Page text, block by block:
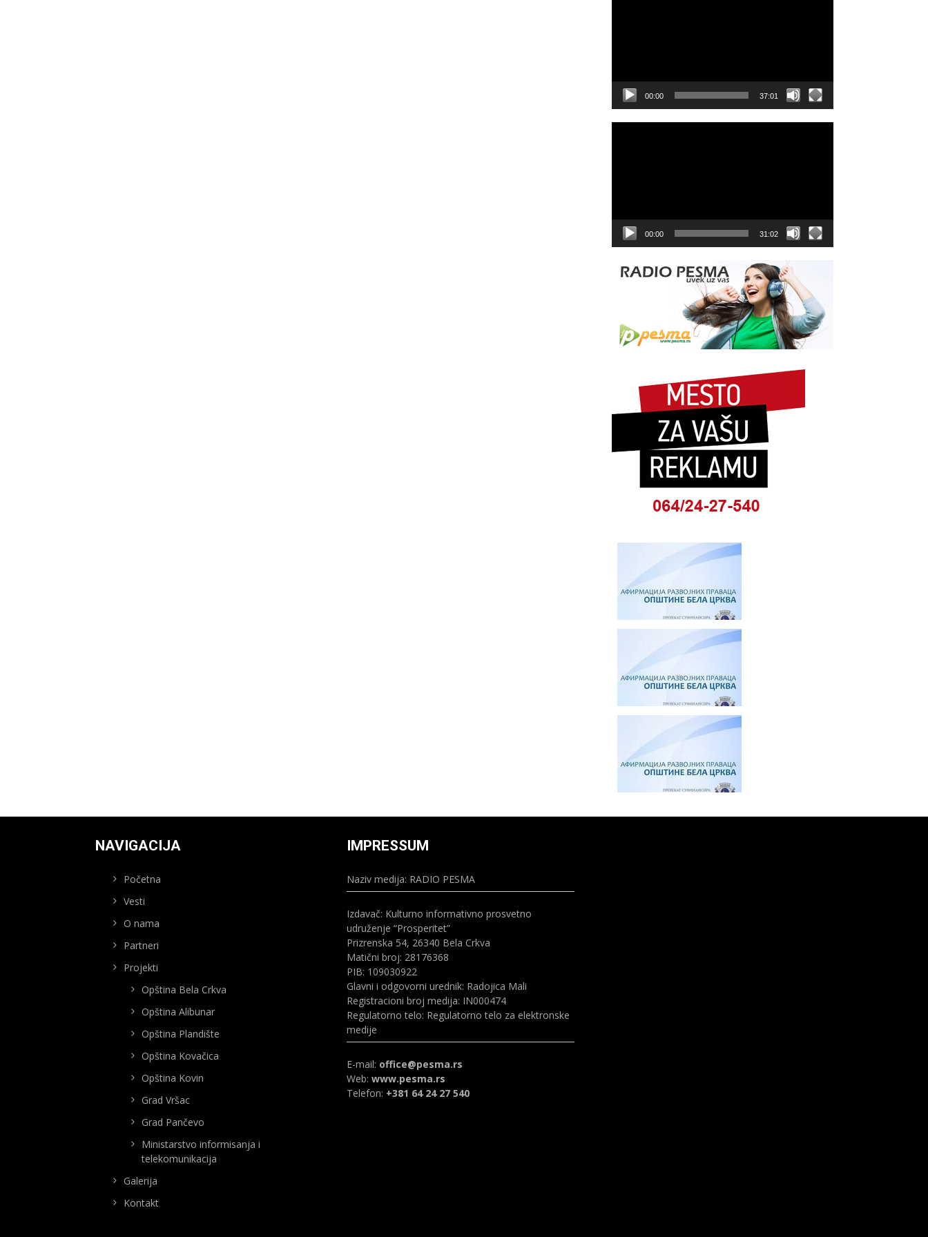
00:00 37:01
00:00 31:02
NAVIGACIJA
Početna
Vesti
O nama
Partneri
Projekti
Opština Bela Crkva
Opština Alibunar
Opština Plandište
Opština Kovačica
Opština Kovin
Grad Vršac
Grad Pančevo
Ministarstvo informisanja i
telekomunikacija
Galerija
Kontakt
IMPRESSUM
Naziv medija: RADIO PESMA
Izdavač: Kulturno informativno prosvetno
udruženje “Prosperitet”
Prizrenska 54, 26340 Bela Crkva
Matični broj: 28176368
PIB: 109030922
Glavni i odgovorni urednik: Radojica Mali
Registracioni broj medija: IN000474
Regulatorno telo: Regulatorno telo za elektronske
medije
E-mail: office@pesma.rs
Web: www.pesma.rs
Telefon: +381 64 24 27 540